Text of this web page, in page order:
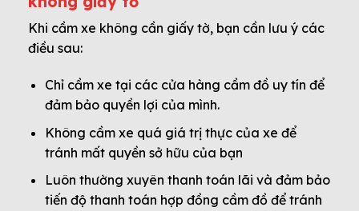
Khi cầm xe không cần giấy tờ, bạn cần lưu ý các
điều sau:
Chỉ cầm xe tại các cửa hàng cầm đồ uy tín để
đảm bảo quyền lợi của mình.
Không cầm xe quá giá trị thực của xe để
tránh mất quyền sở hữu của bạn
Luôn thường xuyên thanh toán lãi và đảm bảo
tiến độ thanh toán hợp đồng cầm đồ để tránh